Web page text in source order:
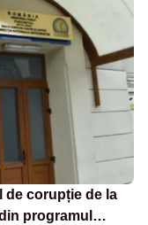
de corupție de la
programul